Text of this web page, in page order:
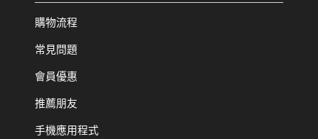
購物流程
常見問題
會員優惠
推薦朋友
手機應用程式